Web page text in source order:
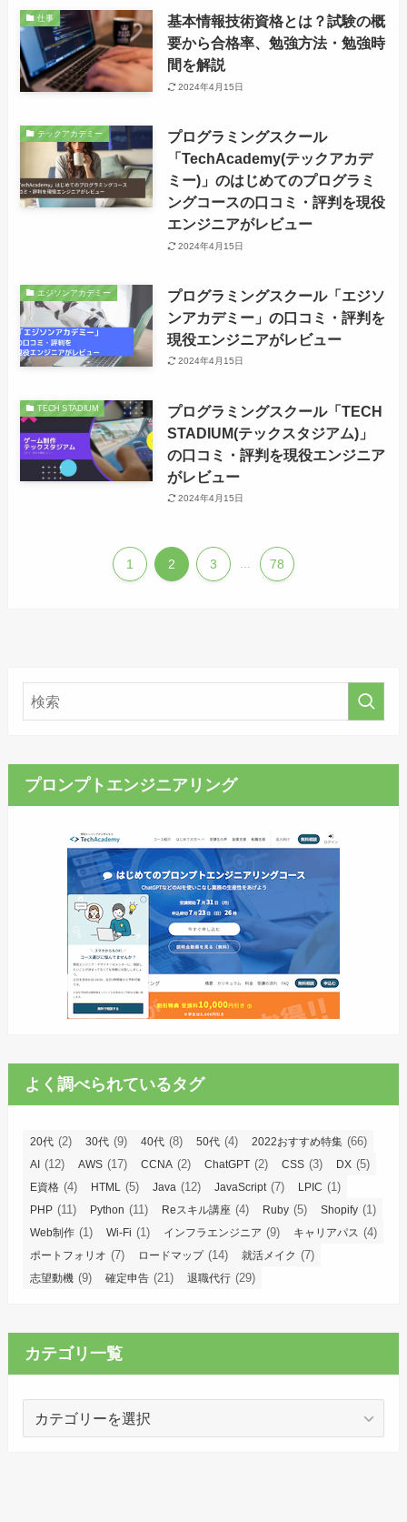
仕事
基本情報技術資格とは？試験の概
要から合格率、勉強方法・勉強時
間を解説
2024年4月15日
テックアカデミー
プログラミングスクール
「TechAcademy(テックアカデ
ミー)」のはじめてのプログラミ
ングコースの口コミ・評判を現役
エンジニアがレビュー
2024年4月15日
エジソンアカデミー
プログラミングスクール「エジソ
ンアカデミー」の口コミ・評判を
現役エンジニアがレビュー
2024年4月15日
TECH STADIUM
プログラミングスクール「TECH
STADIUM(テックスタジアム)」
の口コミ・評判を現役エンジニア
がレビュー
2024年4月15日
1 2 3 ... 78
プロンプトエンジニアリング
よく調べられているタグ
20代 (2) 30代 (9) 40代 (8) 50代 (4) 2022おすすめ特集 (66)
AI (12) AWS (17) CCNA (2) ChatGPT (2) CSS (3) DX (5)
E資格 (4) HTML (5) Java (12) JavaScript(7) LPIC (1)
PHP (11) Python (11) Reスキル講座 (4) Ruby (5) Shopify (1)
Web制作 (1) Wi-Fi (1) インフラエンジニア (9) キャリアパス (4)
ポートフォリオ (7) ロードマップ(14) 就活メイク (7)
志望動機 (9) 確定申告 (21) 退職代行 (29)
カテゴリ一覧